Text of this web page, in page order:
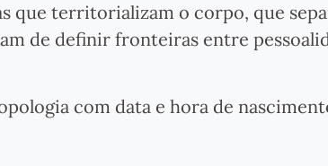
que territorializam o corpo, que
de definir fronteiras entre
com data e hora de